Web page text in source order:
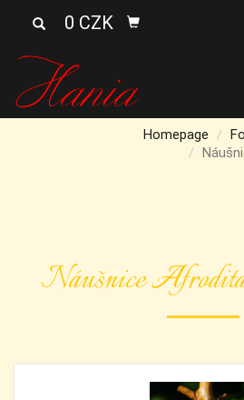
0 CZK
Homepage
Náušnice